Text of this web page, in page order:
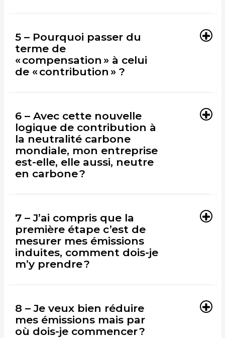
5 – Pourquoi passer du
terme de
« compensation » à celui
de « contribution » ?
6 – Avec cette nouvelle
logique de contribution à
la neutralité carbone
mondiale, mon entreprise
est-elle, elle aussi, neutre
en carbone ?
7 – J’ai compris que la
première étape c’est de
mesurer mes émissions
induites, comment dois-je
m’y prendre ?
8 – Je veux bien réduire
mes émissions mais par
où dois-je commencer ?